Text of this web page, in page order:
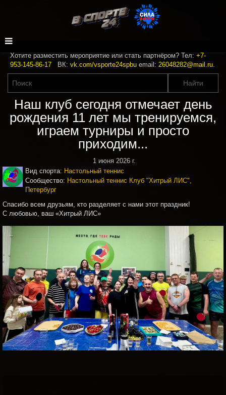
Хотите разместить мероприятие или стать партнёром? Тел: +7-
953-145-86-17 ВК: vk.com/vsporte24spbu email: 26048282@mail.ru.
Наш клуб сегодня отмечает день
рождения 11 лет мы тренируемся,
играем турниры и просто
приходим...
1 июня 2026 г.
Вид спорта: Настольный теннис
Сообщество: Настольный теннис Клуб "Хитрый ЛИС",
Петербург
Спасибо всем друзьям, кто разделяет с нами этот праздник!
С любовью, ваш «Хитрый ЛИС»